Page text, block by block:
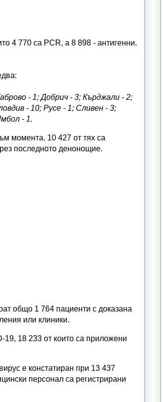
4 770 са PCR, а 8 898 - антигенни.
- 1; Добрич - 3; Кърджали - 2;
- 10; Русе - 1; Сливен - 3;
- 1.
момента. 10 427 от тях са
последното денонощие.
общо 1 764 пациенти с доказана
или клиники.
18 233 от които са приложени
е констатиран при 13 437
персонал са регистрирани